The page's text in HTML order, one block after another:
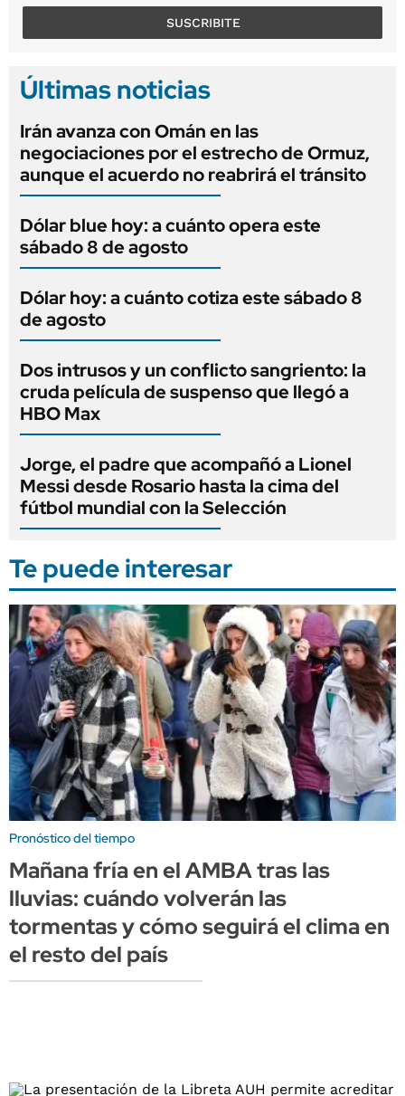
SUSCRIBITE
Últimas noticias
Irán avanza con Omán en las
negociaciones por el estrecho de Ormuz,
aunque el acuerdo no reabrirá el tránsito
Dólar blue hoy: a cuánto opera este
sábado 8 de agosto
Dólar hoy: a cuánto cotiza este sábado 8
de agosto
Dos intrusos y un conflicto sangriento: la
cruda película de suspenso que llegó a
HBO Max
Jorge, el padre que acompañó a Lionel
Messi desde Rosario hasta la cima del
fútbol mundial con la Selección
Te puede interesar
Pronóstico del tiempo
Mañana fría en el AMBA tras las
lluvias: cuándo volverán las
tormentas y cómo seguirá el clima en
el resto del país